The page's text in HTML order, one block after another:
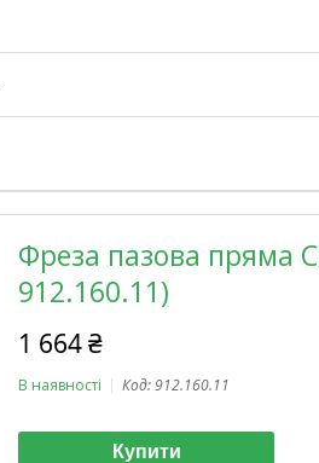
Фреза пазова пряма
912.160.11)
1 664 ₴
В наявності Код:912.160.11
Купити